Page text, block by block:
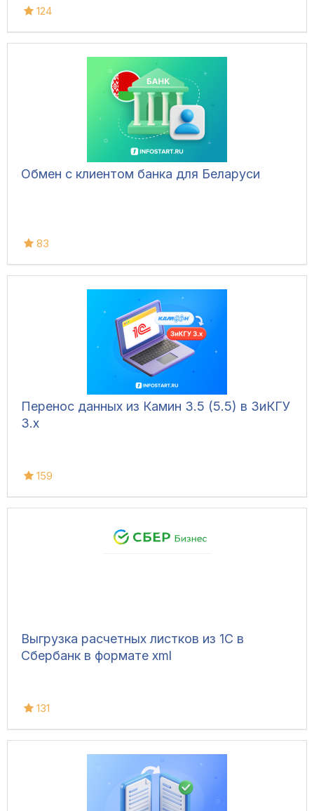
124
Обмен с клиентом банка для Беларуси
83
Перенос данных из Камин 3.5 (5.5) в ЗиКГУ
3.х
159
Выгрузка расчетных листков из 1С в
Сбербанк в формате xml
131